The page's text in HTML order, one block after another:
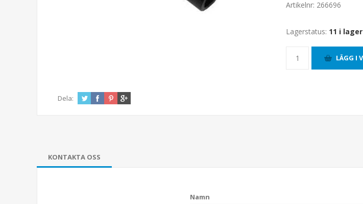
Artikelnr: 266696
Lagerstatus: 11 i lager
Dela:
KONTAKTA OSS
Namn